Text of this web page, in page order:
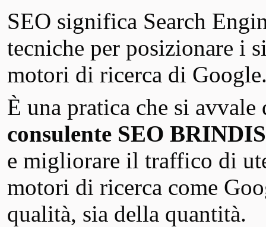
SEO significa Search
tecniche per posizionare i
motori di ricerca di
È una pratica che si
consulente SEO
e migliorare il traffico di
motori di ricerca come
qualità, sia della quantità.